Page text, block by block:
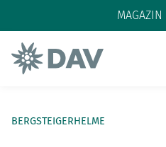
MAGAZIN
BERGSTEIGERHELME